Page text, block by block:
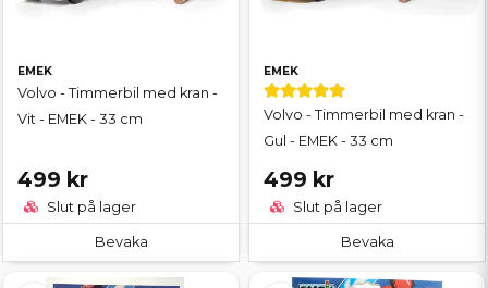
EMEK
Volvo - Timmerbil med kran -
Vit - EMEK - 33 cm
499 kr
Slut på lager
Bevaka
EMEK
Volvo - Timmerbil med kran -
Gul - EMEK - 33 cm
499 kr
Slut på lager
Bevaka